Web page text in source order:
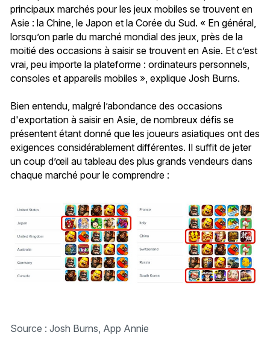
principaux marchés pour les jeux mobiles se trouvent en
Asie : la Chine, le Japon et la Corée du Sud. « En général,
lorsqu’on parle du marché mondial des jeux, près de la
moitié des occasions à saisir se trouvent en Asie. Et c’est
vrai, peu importe la plateforme : ordinateurs personnels,
consoles et appareils mobiles », explique Josh Burns.
Bien entendu, malgré l’abondance des occasions
d'exportation à saisir en Asie, de nombreux défis se
présentent étant donné que les joueurs asiatiques ont des
exigences considérablement différentes. Il suffit de jeter
un coup d’œil au tableau des plus grands vendeurs dans
chaque marché pour le comprendre :
Source : Josh Burns, App Annie